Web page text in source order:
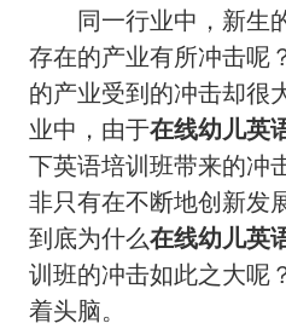
同一行业中，新生
存在的产业有所冲击呢
的产业受到的冲击却很
业中，由于在线幼儿英
下英语培训班带来的冲
非只有在不断地创新发
到底为什么在线幼儿英
训班的冲击如此之大呢
着头脑。